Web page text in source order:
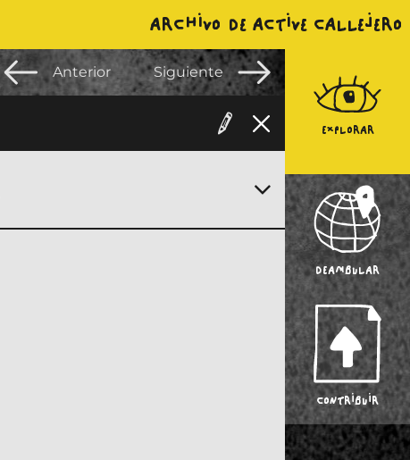
ARCHIVO DE ACTIVE CALLEJERO
Anterior Siguiente
EXPLORAR
DEAMBULAR
CONTRIBUIR